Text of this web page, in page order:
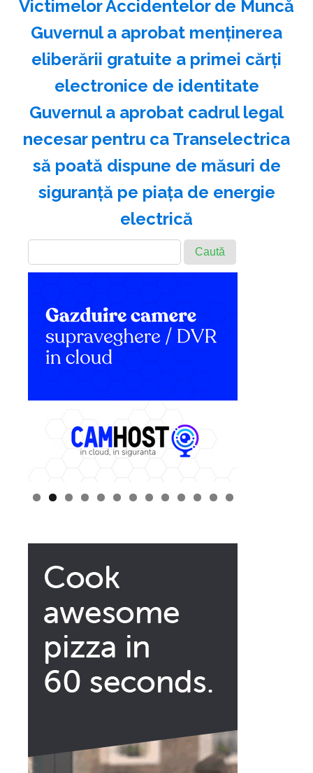
Victimelor Accidentelor de Muncă
Guvernul a aprobat menţinerea
eliberării gratuite a primei cărţi
electronice de identitate
Guvernul a aprobat cadrul legal
necesar pentru ca Transelectrica
să poată dispune de măsuri de
siguranţă pe piaţa de energie
electrică